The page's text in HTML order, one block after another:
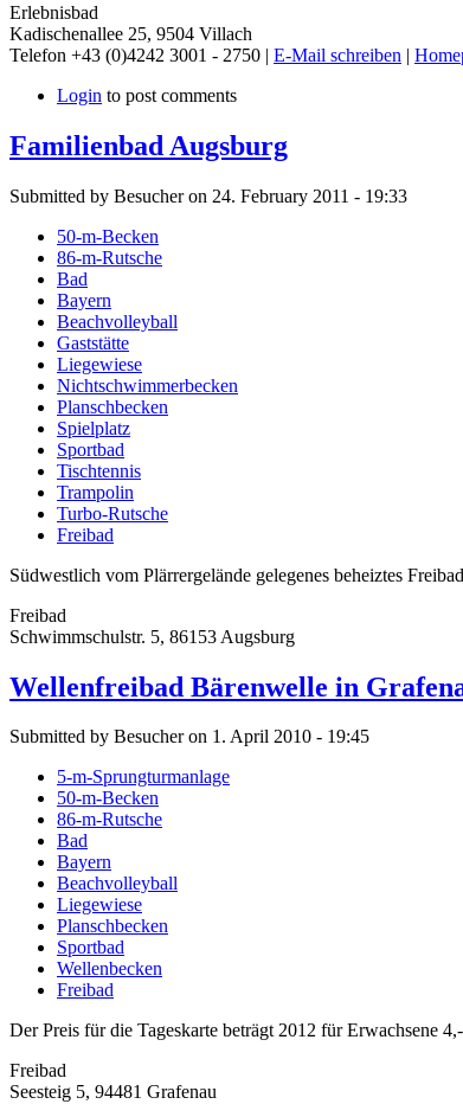
Erlebnisbad
Kadischenallee 25, 9504 Villach
Telefon +43 (0)4242 3001 - 2750 | E-Mail schreiben |
Login to post comments
Familienbad Augsburg
Submitted by Besucher on 24. February 2011 - 19:33
50-m-Becken
86-m-Rutsche
Bad
Bayern
Beachvolleyball
Gaststätte
Liegewiese
Nichtschwimmerbecken
Planschbecken
Spielplatz
Sportbad
Tischtennis
Trampolin
Turbo-Rutsche
Freibad
Südwestlich vom Plärrergelände gelegenes beheiztes
Freibad
Schwimmschulstr. 5, 86153 Augsburg
Wellenfreibad Bärenwelle in
Submitted by Besucher on 1. April 2010 - 19:45
5-m-Sprungturmanlage
50-m-Becken
86-m-Rutsche
Bad
Bayern
Beachvolleyball
Liegewiese
Planschbecken
Sportbad
Wellenbecken
Freibad
Der Preis für die Tageskarte beträgt 2012 für Erwachsene
Freibad
Seesteig 5, 94481 Grafenau